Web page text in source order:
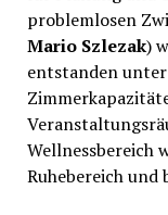
problemlosen
Mario Szlezak)
entstanden
Wellnessbereich
Ruhebereich